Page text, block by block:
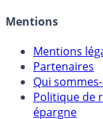
Mentions
Mentions
Partenaires
Qui
Politique de
épargne